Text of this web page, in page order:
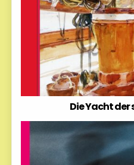
Die Yacht der